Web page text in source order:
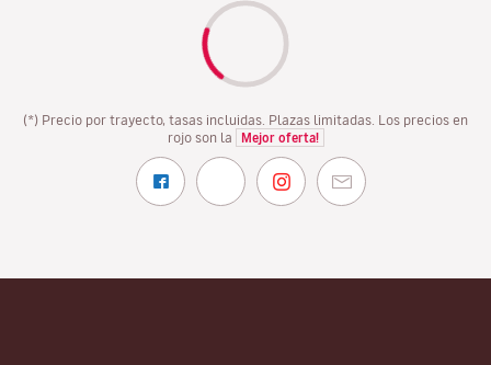
(*) Precio por trayecto, tasas incluidas. Plazas limitadas. Los precios en
rojo son la
Mejor oferta!